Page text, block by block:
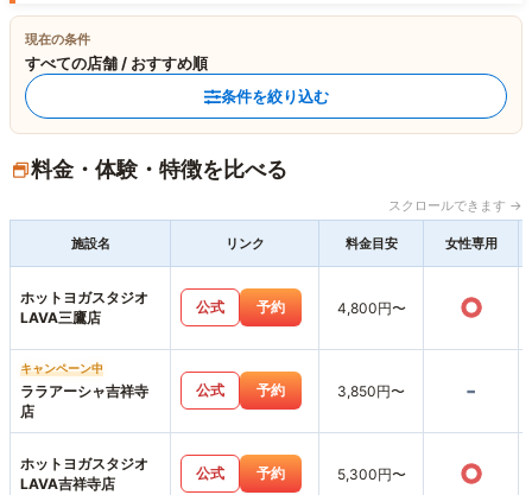
現在の条件
すべての店舗 / おすすめ順
条件を絞り込む
料金・体験・特徴を比べる
スクロールできます →
施設名 リンク 料金目安 女性専用
ホットヨガスタジオ
LAVA三鷹店
公式 予約 4,800円〜 ○
キャンペーン中
ララアーシャ吉祥寺
店
公式 予約 3,850円〜 -
ホットヨガスタジオ
LAVA吉祥寺店
公式 予約 5,300円〜 ○